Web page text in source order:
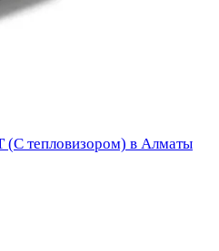
(С тепловизором) в Алматы